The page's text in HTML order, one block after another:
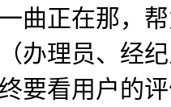
曲正在那，
办理员、经
要看用户的